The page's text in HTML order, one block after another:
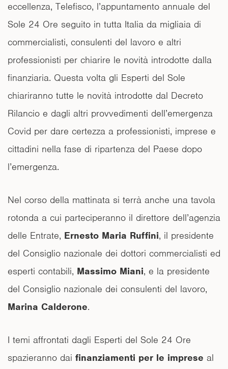
eccellenza, Telefisco, l’appuntamento annuale del
Sole 24 Ore seguito in tutta Italia da migliaia di
commercialisti, consulenti del lavoro e altri
professionisti per chiarire le novità introdotte dalla
finanziaria. Questa volta gli Esperti del Sole
chiariranno tutte le novità introdotte dal Decreto
Rilancio e dagli altri provvedimenti dell’emergenza
Covid per dare certezza a professionisti, imprese e
cittadini nella fase di ripartenza del Paese dopo
l’emergenza.
Nel corso della mattinata si terrà anche una tavola
rotonda a cui parteciperanno il direttore dell’agenzia
delle Entrate, Ernesto Maria Ruffini, il presidente
del Consiglio nazionale dei dottori commercialisti ed
esperti contabili, Massimo Miani, e la presidente
del Consiglio nazionale dei consulenti del lavoro,
Marina Calderone.
I temi affrontati dagli Esperti del Sole 24 Ore
spazieranno dai finanziamenti per le imprese al